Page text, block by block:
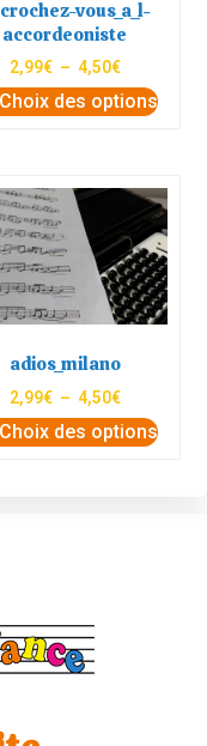
vous_a_l-
accordeoniste
2,99€ – 4,50€
des options
adios_milano
2,99€ – 4,50€
des options